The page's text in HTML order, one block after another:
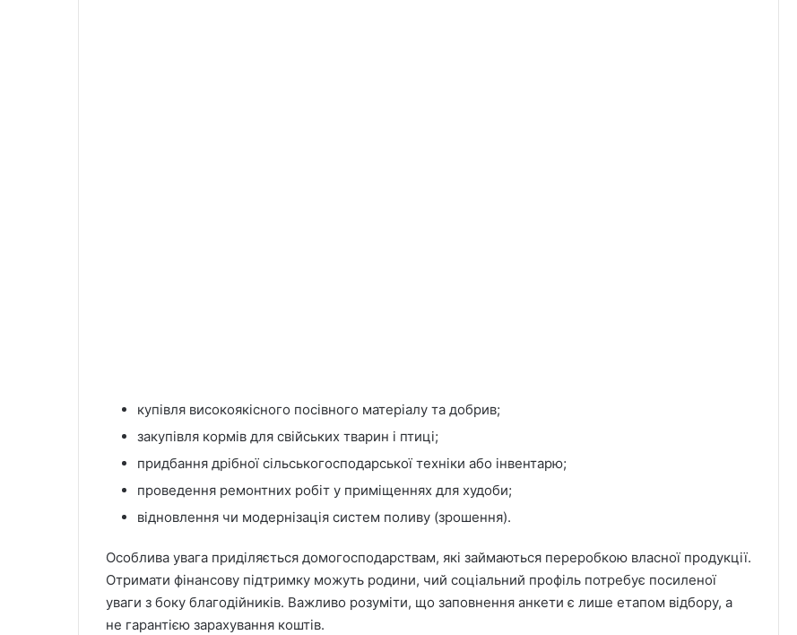
купівля високоякісного посівного матеріалу та добрив;
закупівля кормів для свійських тварин і птиці;
придбання дрібної сільськогосподарської техніки або інвентарю;
проведення ремонтних робіт у приміщеннях для худоби;
відновлення чи модернізація систем поливу (зрошення).
Особлива увага приділяється домогосподарствам, які займаються переробкою власної продукції.
Отримати фінансову підтримку можуть родини, чий соціальний профіль потребує посиленої
уваги з боку благодійників. Важливо розуміти, що заповнення анкети є лише етапом відбору, а
не гарантією зарахування коштів.